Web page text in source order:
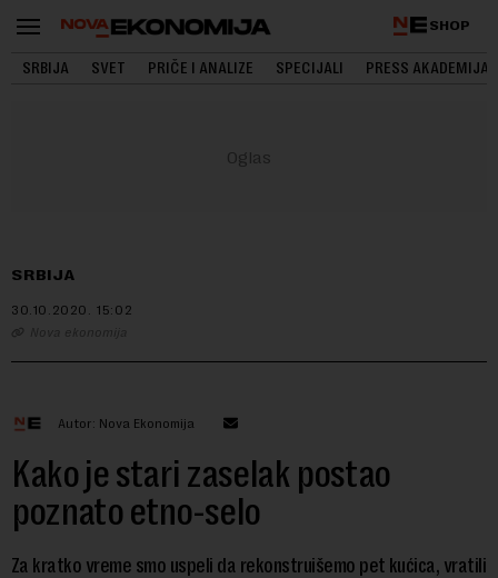
SHOP
SRBIJA SVET PRIČE I ANALIZE SPECIJALI PRESS AKADEMIJA
SRBIJA
30.10.2020. 15:02
Nova ekonomija
Autor: Nova Ekonomija
Kako je stari zaselak postao
poznato etno-selo
Za kratko vreme smo uspeli da rekonstruišemo pet kućica, vratili